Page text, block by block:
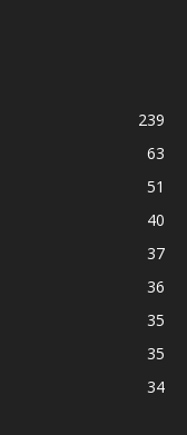
239
63
51
40
37
36
35
35
34